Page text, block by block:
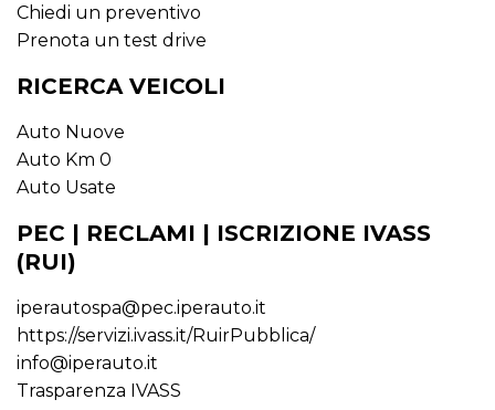
Chiedi un preventivo
Prenota un test drive
RICERCA VEICOLI
Auto Nuove
Auto Km 0
Auto Usate
PEC | RECLAMI | ISCRIZIONE IVASS
(RUI)
iperautospa@pec.iperauto.it
https://servizi.ivass.it/RuirPubblica/
info@iperauto.it
Trasparenza IVASS